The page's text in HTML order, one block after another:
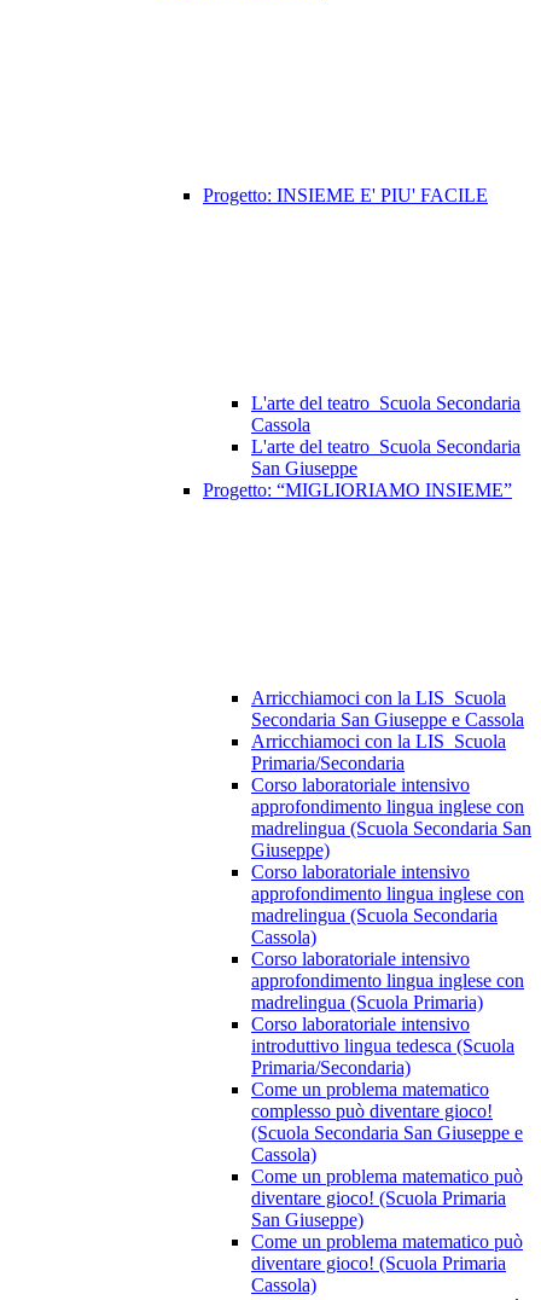
Progetto: INSIEME E' PIU' FACILE
L'arte del teatro_Scuola Secondaria
Cassola
L'arte del teatro_Scuola Secondaria
San Giuseppe
Progetto: “MIGLIORIAMO INSIEME”
Arricchiamoci con la LIS_Scuola
Secondaria San Giuseppe e Cassola
Arricchiamoci con la LIS_Scuola
Primaria/Secondaria
Corso laboratoriale intensivo
approfondimento lingua inglese con
madrelingua (Scuola Secondaria San
Giuseppe)
Corso laboratoriale intensivo
approfondimento lingua inglese con
madrelingua (Scuola Secondaria
Cassola)
Corso laboratoriale intensivo
approfondimento lingua inglese con
madrelingua (Scuola Primaria)
Corso laboratoriale intensivo
introduttivo lingua tedesca (Scuola
Primaria/Secondaria)
Come un problema matematico
complesso può diventare gioco!
(Scuola Secondaria San Giuseppe e
Cassola)
Come un problema matematico può
diventare gioco! (Scuola Primaria
San Giuseppe)
Come un problema matematico può
diventare gioco! (Scuola Primaria
Cassola)